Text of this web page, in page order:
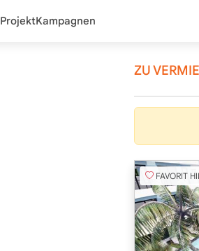
ProjektKampagnen
ZU
FAVORIT